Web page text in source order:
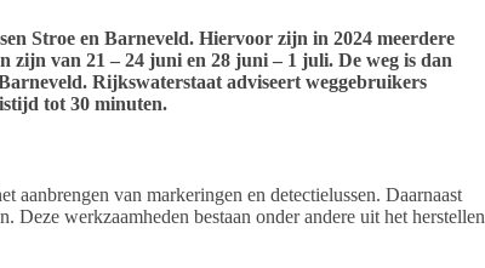
Stroe en Barneveld. Hiervoor zijn in 2024 meerdere
zijn van 21 – 24 juni en 28 juni – 1 juli. De weg is dan
Rijkswaterstaat adviseert weggebruikers
tot 30 minuten.
aanbrengen van markeringen en detectielussen. Daarnaast
werkzaamheden bestaan onder andere uit het herstellen